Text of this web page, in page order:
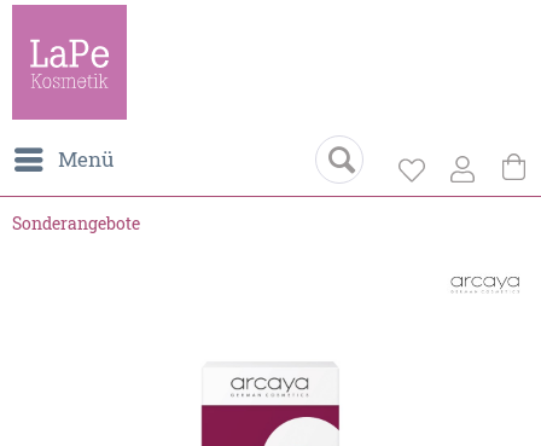
Menü
Sonderangebote